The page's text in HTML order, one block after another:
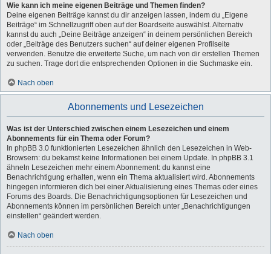
Wie kann ich meine eigenen Beiträge und Themen finden?
Deine eigenen Beiträge kannst du dir anzeigen lassen, indem du „Eigene
Beiträge“ im Schnellzugriff oben auf der Boardseite auswählst. Alternativ
kannst du auch „Deine Beiträge anzeigen“ in deinem persönlichen Bereich
oder „Beiträge des Benutzers suchen“ auf deiner eigenen Profilseite
verwenden. Benutze die erweiterte Suche, um nach von dir erstellen Themen
zu suchen. Trage dort die entsprechenden Optionen in die Suchmaske ein.
Nach oben
Abonnements und Lesezeichen
Was ist der Unterschied zwischen einem Lesezeichen und einem
Abonnements für ein Thema oder Forum?
In phpBB 3.0 funktionierten Lesezeichen ähnlich den Lesezeichen in Web-
Browsern: du bekamst keine Informationen bei einem Update. In phpBB 3.1
ähneln Lesezeichen mehr einem Abonnement: du kannst eine
Benachrichtigung erhalten, wenn ein Thema aktualisiert wird. Abonnements
hingegen informieren dich bei einer Aktualisierung eines Themas oder eines
Forums des Boards. Die Benachrichtigungsoptionen für Lesezeichen und
Abonnements können im persönlichen Bereich unter „Benachrichtigungen
einstellen“ geändert werden.
Nach oben